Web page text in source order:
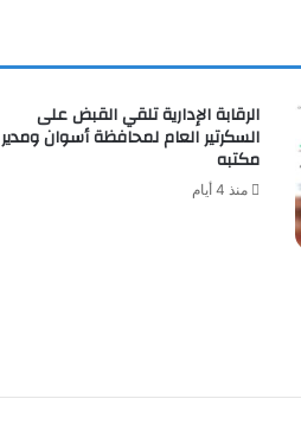
الرقابة الإدارية تلقي القبض على
السكرتير العام لمحافظة أسوان ومدير
مكتبه
منذ 4 أيام